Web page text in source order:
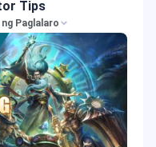
Tips
ng Paglalaro